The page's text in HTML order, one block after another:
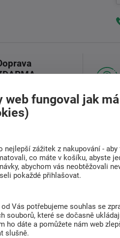
Související zboží (1)
zklidnění.
je pomůckou, která
a dalšími nemocemi.
a objetí. Pomáhá k uvolnění,
web fungoval jak
nejlepší zážitek z nakupování -
co máte v košíku, abyste
abychom vás neobtěžovali
pokaždé přihlašovat.
Vás potřebujeme souhlas se
souborů, které se dočasně
ho dáte a pomůžete nám web
slušně.